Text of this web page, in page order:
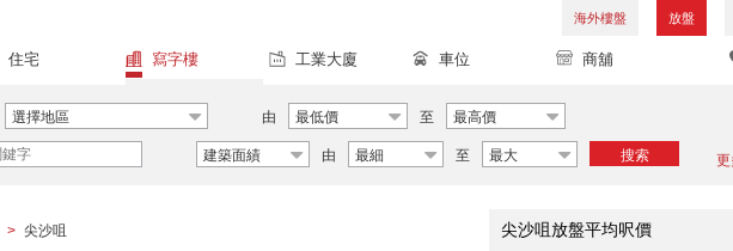
海外樓盤 放盤
住宅 寫字樓 工業大廈 車位 商舖
選擇地區 由 最低價 至 最高價
建築面績 由 最細 至 最大 搜索
> 尖沙咀 尖沙咀放盤平均呎價